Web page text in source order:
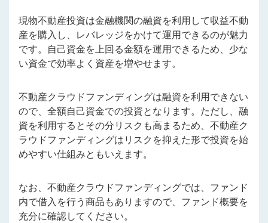
現物不動産投資は金融機関の融資を利用して収益不動
産を購入し、レバレッジをかけて運用できるのが魅力
です。自己資金を上回る金額を運用できるため、少な
い資金で効率よく資産を増やせます。
不動産クラウドファンディングは融資を利用できない
ので、全額自己資金での投資となります。ただし、融
資を利用するとその分リスクも高まるため、 不動産ク
ラウドファンディングはリスクを抑えた形で投資を始
めやすい仕組みともいえます。
なお、 不動産クラウドファンディングでは、ファンド
内で借入を行う商品もありますので、ファンド概要を
充分に確認してください。